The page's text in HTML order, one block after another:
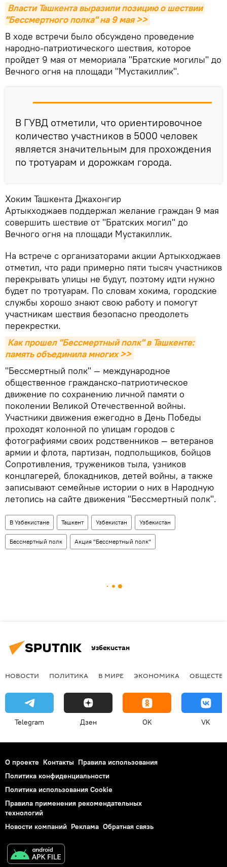
Власти Ташкента выразили позицию о шествии
"Бессмертного полка" на 9 мая >>
В ходе встречи было обсуждено проведение
народно-патриотического шествия, которое
пройдет 9 мая от мемориала "Братские могилы" до
Вечного огня на площади "Мустакиллик".
В ГУВД отметили, что ориентировочное
количество участников в 5000 человек
является значительным для прохождения
по тротуарам и дорожкам города.
Хоким Ташкента Джахонгир
Артыкходжаев поддержал желание граждан 9 мая
совершить шествие от "Братских могил" до
Вечного огня на площади Мустакиллик.
На встрече с организаторами акции Артыкходжаев
отметил, что ради примерно пяти тысяч участников
перекрывать улицы не будут, поэтому идти нужно
будет по тротуарам. По словам хокима, городские
службы хорошо знают свою работу и помогут
участникам шествия безопасно преодолеть
перекрестки.
Как прошел "Бессмертный полк" в Ташкенте:
память объединила многих >>
"Бессмертный полк" — международное
общественное гражданско-патриотическое
движение по сохранению личной памяти о
поколении Великой Отечественной войны.
Участники движения ежегодно в День Победы
проходят колонной по улицам городов с
фотографиями своих родственников — ветеранов
армии и флота, партизан, подпольщиков, бойцов
Сопротивления, тружеников тыла, узников
концлагерей, блокадников, детей войны, а также
записывают семейные истории о них в Народную
летопись на сайте движения "Бессмертный полк".
В Узбекистане Ташкент Узбекистан Узбекистан
Бессмертный полк Акция "Бессмертный полк"
Узбекистан
НОВОСТИ ПОЛИТИКА В МИРЕ ЭКОНОМИКА
Telegram Дзен OK VK
О проекте Контакты Правила использования
Политика конфиденциальности
Политика использования Cookie
Правила применения рекомендательных
технологий
Новости компаний Реклама Обратная связь